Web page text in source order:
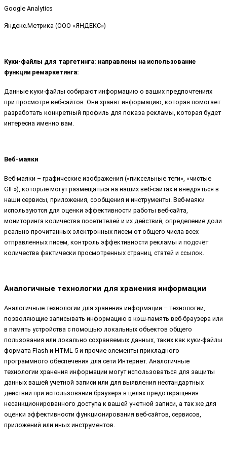
Google Analytics
Яндекс.Метрика (ООО «ЯНДЕКС»)
Куки-файлы для таргетинга: направлены на использование
функции ремаркетинга:
Данные куки-файлы собирают информацию о ваших предпочтениях
при просмотре веб-сайтов. Они хранят информацию, которая помогает
разработать конкретный профиль для показа рекламы, которая будет
интересна именно вам.
Веб-маяки
Веб-маяки – графические изображения («пиксельные теги», «чистые
GIF»), которые могут размещаться на наших веб-сайтах и внедряться в
наши сервисы, приложения, сообщения и инструменты. Веб-маяки
используются для оценки эффективности работы веб-сайта,
мониторинга количества посетителей и их действий, определение доли
реально прочитанных электронных писем от общего числа всех
отправленных писем, контроль эффективности рекламы и подсчёт
количества фактически просмотренных страниц, статей и ссылок.
Аналогичные технологии для хранения информации
Аналогичные технологии для хранения информации – технологии,
позволяющие записывать информацию в кэш-память веб-браузера или
в память устройства с помощью локальных объектов общего
пользования или локально сохраняемых данных, таких как куки-файлы
формата Flash и HTML 5 и прочие элементы прикладного
программного обеспечения для сети Интернет. Аналогичные
технологии хранения информации могут использоваться для защиты
данных вашей учетной записи или для выявления нестандартных
действий при использовании браузера в целях предотвращения
несанкционированного доступа к вашей учетной записи, а так же для
оценки эффективности функционирования веб-сайтов, сервисов,
приложений или иных инструментов.